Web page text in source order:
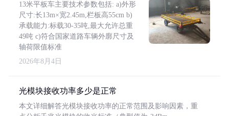
13米平板车主要技术参数包括: a)外形
尺寸:长13m×宽2.45m,栏板高55cm b)
承载能力:标载30-35吨,最大允许总重
49吨 c)符合国家道路车辆外廓尺寸及
轴荷限值标准
2026年8月4日
光模块接收功率多少是正常
本文详细解答光模块接收功率的正常范围及影响因素，重